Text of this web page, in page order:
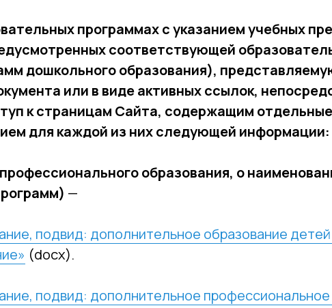
программах с указанием учебных
соответствующей
дошкольного образования),
или в виде активных ссылок,
к страницам Сайта, содержащим
для каждой из них следующей информации:
образования, о
—
подвид: дополнительное образование
(docx).
подвид: дополнительное